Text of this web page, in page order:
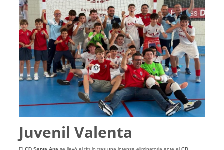
Juvenil Valenta
El CD Santa Ana se llevó el título tras una intensa eliminatoria ante el CD